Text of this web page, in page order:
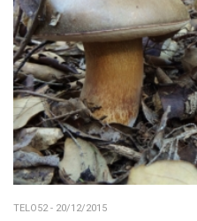
TELO52 - 20/12/2015